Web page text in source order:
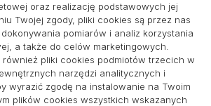
oraz realizację podstawowych jej
Twojej zgody, pliki cookies są przez nas
pomiarów i analiz korzystania
a także do celów marketingowych.
również pliki cookies podmiotów trzecich w
narzędzi analitycznych i
wyrazić zgodę na instalowanie na Twoim
plików cookies wszystkich wskazanych
(EU)